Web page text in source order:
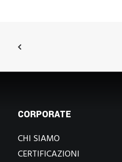
CORPORATE
CHI SIAMO
CERTIFICAZIONI